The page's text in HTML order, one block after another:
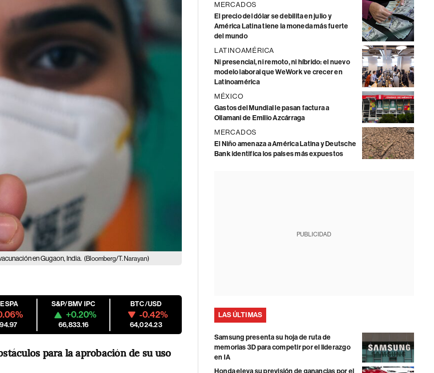
en Gugaon, India. (Bloomberg/T. Narayan)
S&P/BMV IPC
+0.20%
66,833.16
BTC/USD
-0.42%
64,024.23
para la aprobación de su uso
MERCADOS
El precio del dólar se debilita en julio y
América Latina tiene la moneda más fuerte
del mundo
LATINOAMÉRICA
Ni presencial, ni remoto, ni híbrido: el nuevo
modelo laboral que WeWork ve crecer en
Latinoamérica
MÉXICO
Gastos del Mundial le pasan factura a
Ollamani de Emilio Azcárraga
MERCADOS
El Niño amenaza a América Latina y Deutsche
Bank identifica los países más expuestos
PUBLICIDAD
LAS ÚLTIMAS
Samsung presenta su hoja de ruta de
memorias 3D para competir por el liderazgo
en IA
Honda eleva su previsión de ganancias por el